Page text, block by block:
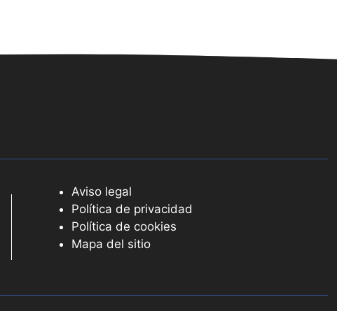
Aviso legal
Política de privacidad
Política de cookies
Mapa del sitio